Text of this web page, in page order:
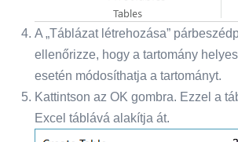
A „Táblázat létrehozása”
ellenőrizze, hogy a tartomány
esetén módosíthatja a tartományt.
Kattintson az OK gombra. Ezzel a
Excel táblává alakítja át.